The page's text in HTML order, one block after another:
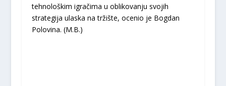
tehnološkim igračima u oblikovanju svojih
strategija ulaska na tržište, ocenio je Bogdan
Polovina. (M.B.)